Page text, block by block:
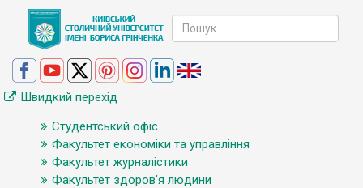
Швидкий перехід
Студентський офіс
Факультет економіки та управління
Факультет журналістики
Факультет здоров’я людини